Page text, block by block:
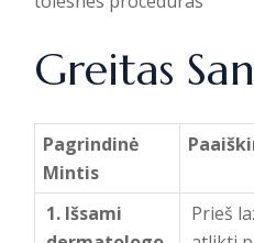
Greitas
Pagrindinė
Mintis
1. Išsami
Prieš